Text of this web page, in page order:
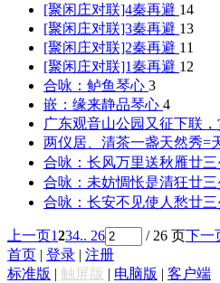
[聚闲庄对联]4秦再避 14
[聚闲庄对联]3秦再避 13
[聚闲庄对联]2秦再避 11
[聚闲庄对联]1秦再避 12
合咏：鲈鱼琴心 3
嵌：缘来静品琴心 4
广东观音山公园又征下联
两仪居、清茶一盏天然秀=
合咏：长风万里送秋雁廿三
合咏：未妨惆怅是清狂廿三
合咏：长安不见使人愁廿三
上一页1234.. 26 / 26 页下一
首页 | 登录 | 注册
标准版 | 触屏版 | 电脑版 | 客户端